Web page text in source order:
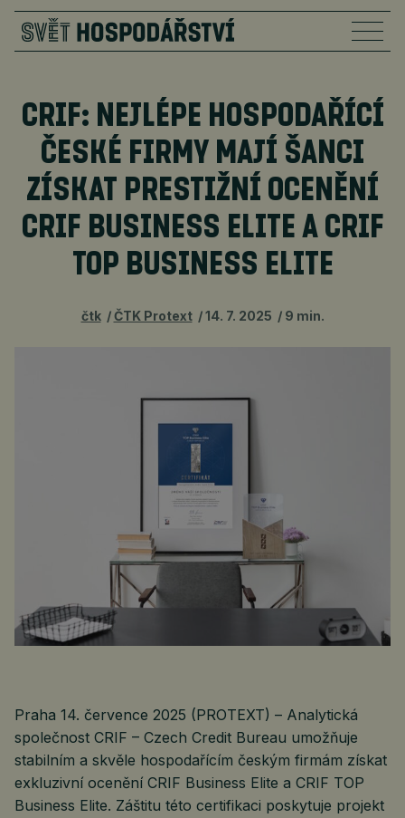
CRIF: NEJLÉPE HOSPODAŘÍCÍ
ČESKÉ FIRMY MAJÍ ŠANCI
ZÍSKAT PRESTIŽNÍ OCENĚNÍ
CRIF BUSINESS ELITE A CRIF
TOP BUSINESS ELITE
čtk ČTK Protext 14. 7. 2025 9 min.
Praha 14. července 2025 (PROTEXT) – Analytická
společnost CRIF – Czech Credit Bureau umožňuje
stabilním a skvěle hospodařícím českým firmám získat
exkluzivní ocenění CRIF Business Elite a CRIF TOP
Business Elite. Záštitu této certifikaci poskytuje projekt